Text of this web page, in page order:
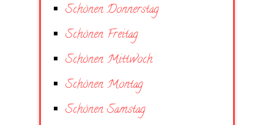
Schönen Donnerstag
Schönen Freitag
Schönen Mittwoch
Schönen Montag
Schönen Samstag